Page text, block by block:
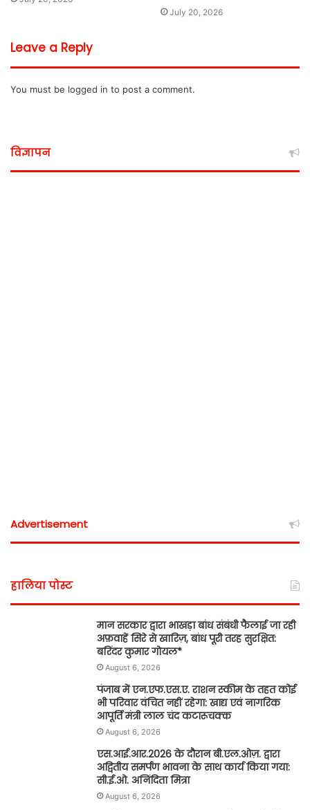
July 20, 2026
Leave a Reply
You must be logged in to post a comment.
विज्ञापन
Advertisement
हालिया पोस्ट
मान सरकार द्वारा भाखड़ा बांध संबंधी फैलाई जा रही
अफ़वाहें सिरे से खारिज़, बांध पूरी तरह सुरक्षित:
बरिंदर कुमार गोयल*
August 6, 2026
पंजाब में एन.एफ.एस.ए. राशन स्कीम के तहत कोई
भी परिवार वंचित नहीं रहेगा: खाद्य एवं नागरिक
आपूर्ति मंत्री लाल चंद कटारूचक्क
August 6, 2026
एस.आई.आर.2026 के दौरान बी.एल.ओज़. द्वारा
अद्वितीय समर्पण भावना के साथ कार्य किया गया:
सी.ई.ओ. अनिंदिता मित्रा
August 6, 2026